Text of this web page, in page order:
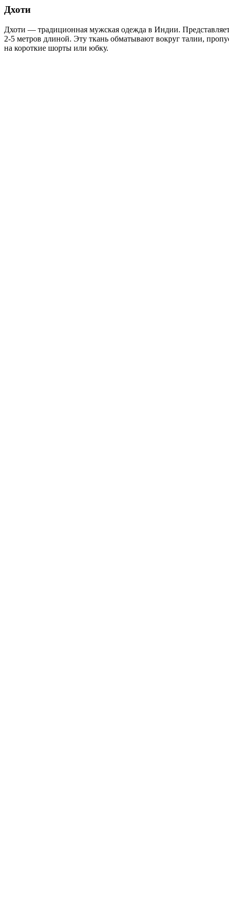
Дхоти
Дхоти — традиционная мужская одежда в Индии.
2-5 метров длиной. Эту ткань обматывают вокруг талии,
на короткие шорты или юбку.